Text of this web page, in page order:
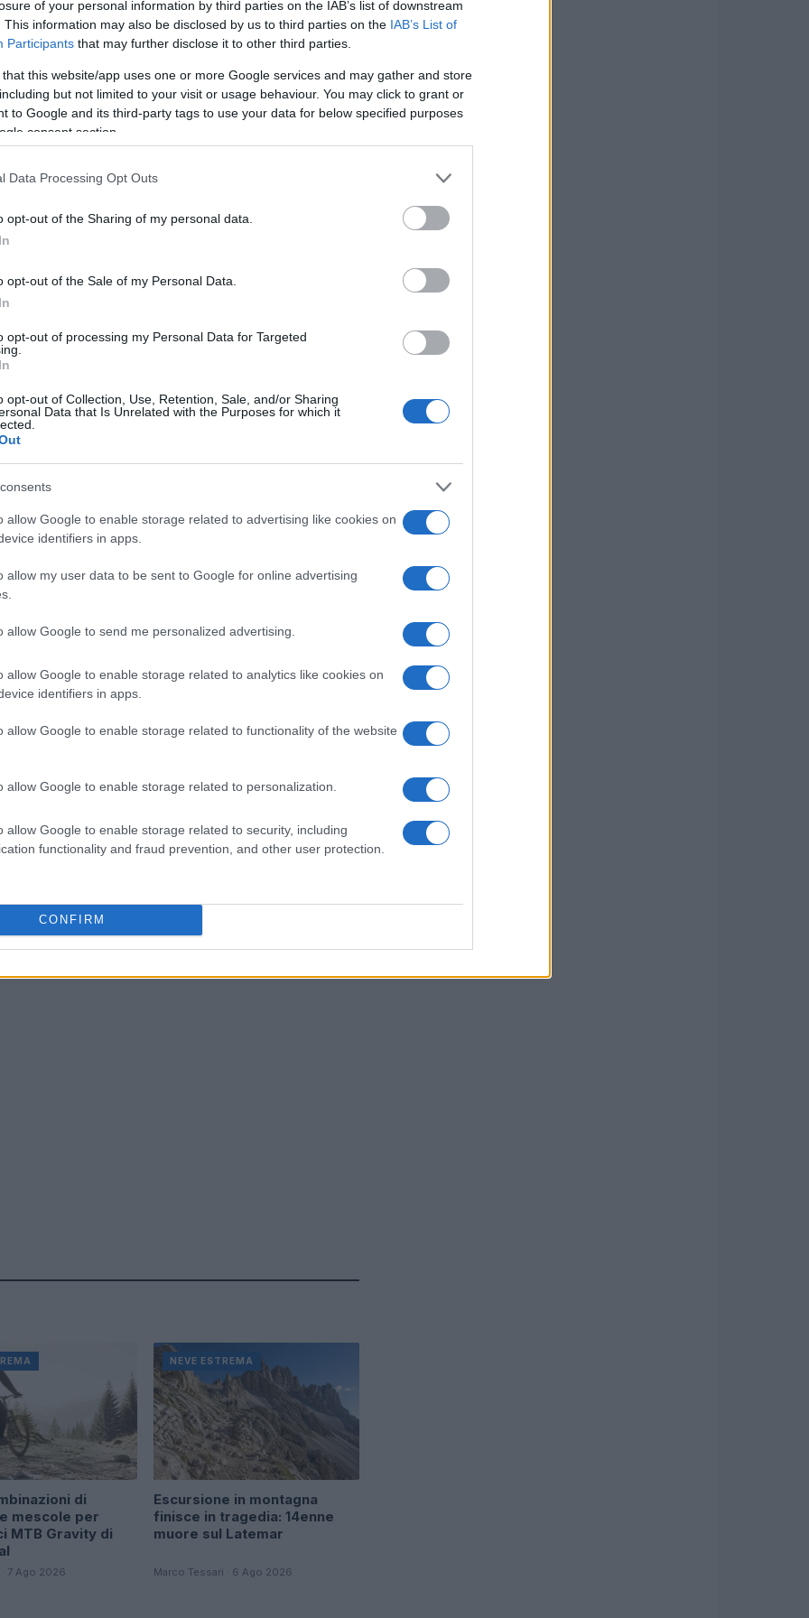
of your personal information by third parties on the IAB’s list of downstream
This information may also be disclosed by us to third parties on the IAB’s List of
Participants that may further disclose it to other third parties.
that this website/app uses one or more Google services and may gather and store
but not limited to your visit or usage behaviour. You may click to grant or
to Google and its third-party tags to use your data for below specified purposes
consent section.
Data Processing Opt Outs
opt-out of the Sharing of my personal data.
opt-out of the Sale of my Personal Data.
opt-out of processing my Personal Data for Targeted
opt-out of Collection, Use, Retention, Sale, and/or Sharing
Data that Is Unrelated with the Purposes for which it
allow Google to enable storage related to advertising like cookies on
identifiers in apps.
allow my user data to be sent to Google for online advertising
allow Google to send me personalized advertising.
allow Google to enable storage related to analytics like cookies on
identifiers in apps.
allow Google to enable storage related to functionality of the website
allow Google to enable storage related to personalization.
allow Google to enable storage related to security, including
functionality and fraud prevention, and other user protection.
CONFIRM
soccorritori
della caduta, ha immediatamente allertato
un intervento rapido e deciso, così è
aerea. I soccorritori, giunti sul posto, hanno
terrorizzato ma fortunatamente illeso.
rischio di un’ulteriore caduta era elevato.
delle condizioni atmosferiche, la polizia ha
corde, imbragature e moschettoni, il capo
la scogliera per raggiungere il giovane.
imbrago, il recupero è avvenuto manualmente,
Nonostante il freddo intenso e la paura, il
la sua gratitudine ai poliziotti che
di
mescole per
MTB Gravity di
7 Ago 2026
NEVE ESTREMA
Escursione in montagna
finisce in tragedia: 14enne
muore sul Latemar
Marco Tessari · 6 Ago 2026